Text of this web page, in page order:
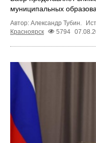
муниципальных
Автор: Александр Тубин.
Красноярск
5794